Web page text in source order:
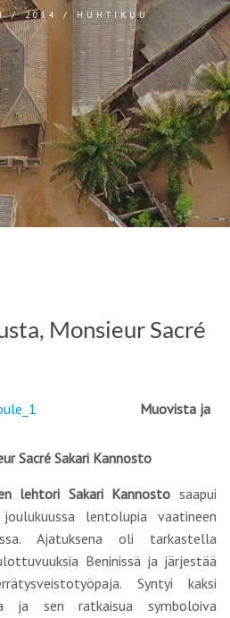
/2014 /HUHTIKUU
Monsieur Sacré
Muovista ja
Sacré Sakari Kannosto
lehtori Sakari Kannosto saapui
lentolupia vaatineen
Ajatuksena oli tarkastella
Beninissä ja järjestää
Syntyi kaksi
ja sen ratkaisua symboloiva